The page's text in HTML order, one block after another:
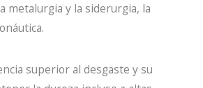
metalurgia y la siderurgia, la
superior al desgaste y su